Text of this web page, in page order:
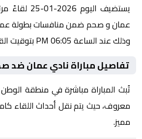
يستضيف
عمان و صحم ضمن منافسات بطولة
وذلك عند الساعة 06:05 PM بتوقيت القاهرة.
تفاصيل مباراة نادي عمان ضد
تُبث المباراة مباشرة في منطقة الوطن
معروف، حيث يتم نقل أحداث اللقاء
مميز.